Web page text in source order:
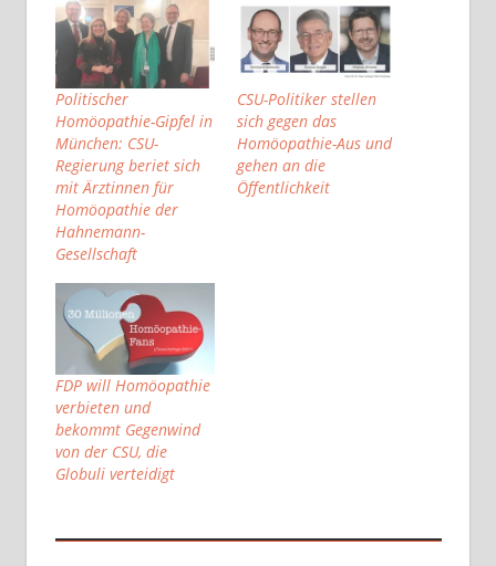
Politischer
Homöopathie-Gipfel in
München: CSU-
Regierung beriet sich
mit Ärztinnen für
Homöopathie der
Hahnemann-
Gesellschaft
CSU-Politiker stellen
sich gegen das
Homöopathie-Aus und
gehen an die
Öffentlichkeit
FDP will Homöopathie
verbieten und
bekommt Gegenwind
von der CSU, die
Globuli verteidigt